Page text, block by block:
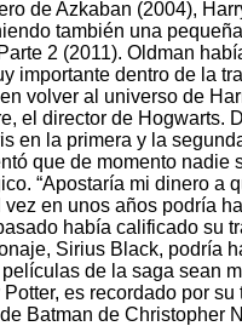
de Azkaban (2004),
también una
2 (2011). Oldman
importante dentro de la
volver al universo de
el director de Hogwarts.
en la primera y la
que de momento
“Apostaría mi dinero a
vez en unos años podría
había calificado su
Sirius Black, podría
de la saga sean
es recordado por
Batman de Christopher